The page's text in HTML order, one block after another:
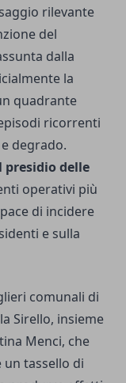
rilevante
del
dalla
la
quadrante
ricorrenti
degrado.
presidio delle
operativi più
di incidere
e sulla
comunali di
Sirello, insieme
Menci, che
tassello di